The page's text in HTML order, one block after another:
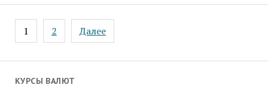
КУРСЫ ВАЛЮТ
Пагинация
записей
1 2 Далее